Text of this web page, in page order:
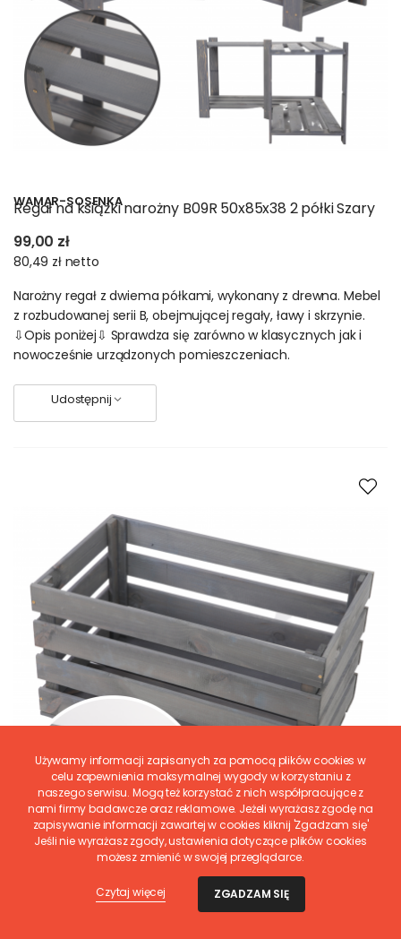
WAMAR-SOSENKA
Regał na książki narożny B09R 50x85x38 2 półki Szary
99,00 zł
80,49 zł netto
Narożny regał z dwiema półkami, wykonany z drewna. Mebel
z rozbudowanej serii B, obejmującej regały, ławy i skrzynie.
⇩Opis poniżej⇩ Sprawdza się zarówno w klasycznych jak i
nowocześnie urządzonych pomieszczeniach.
Udostępnij
Używamy informacji zapisanych za pomocą plików cookies w
celu zapewnienia maksymalnej wygody w korzystaniu z
naszego serwisu. Mogą też korzystać z nich współpracujące z
nami firmy badawcze oraz reklamowe. Jeżeli wyrażasz zgodę na
zapisywanie informacji zawartej w cookies kliknij 'Zgadzam się'
Jeśli nie wyrażasz zgody, ustawienia dotyczące plików cookies
możesz zmienić w swojej przeglądarce.
Czytaj więcej ZGADZAM SIĘ